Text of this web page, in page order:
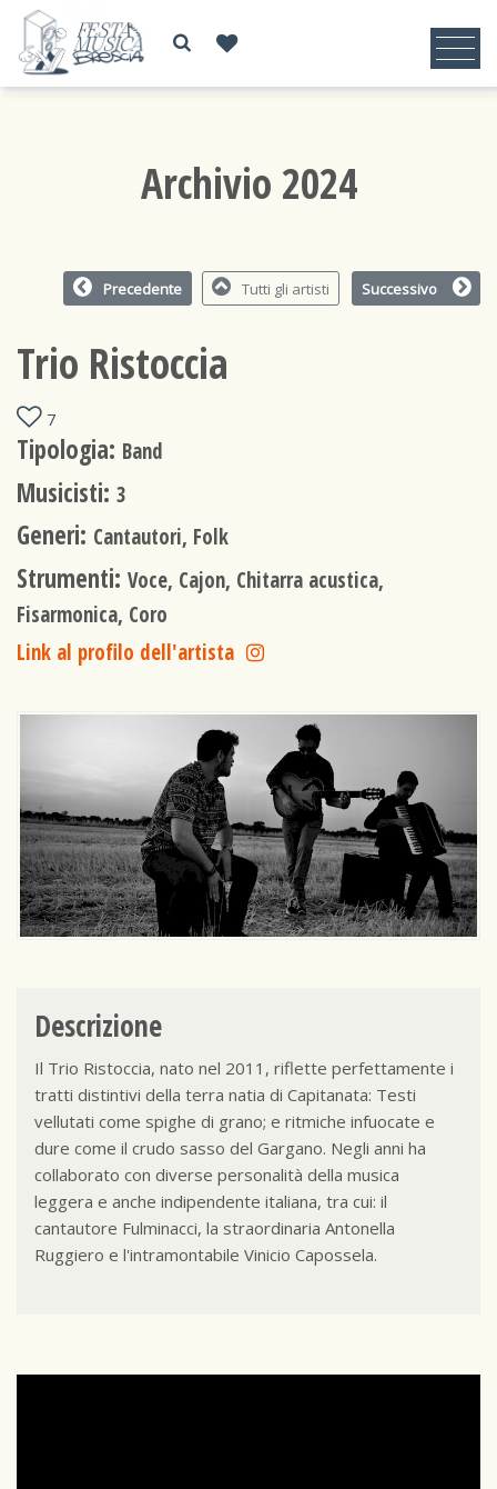
Archivio 2024
Precedente Tutti gli artisti Successivo
Trio Ristoccia
7
Tipologia: Band
Musicisti: 3
Generi: Cantautori, Folk
Strumenti: Voce, Cajon, Chitarra acustica,
Fisarmonica, Coro
Link al profilo dell'artista
Descrizione
Il Trio Ristoccia, nato nel 2011, riflette perfettamente i
tratti distintivi della terra natia di Capitanata: Testi
vellutati come spighe di grano; e ritmiche infuocate e
dure come il crudo sasso del Gargano. Negli anni ha
collaborato con diverse personalità della musica
leggera e anche indipendente italiana, tra cui: il
cantautore Fulminacci, la straordinaria Antonella
Ruggiero e l'intramontabile Vinicio Capossela.